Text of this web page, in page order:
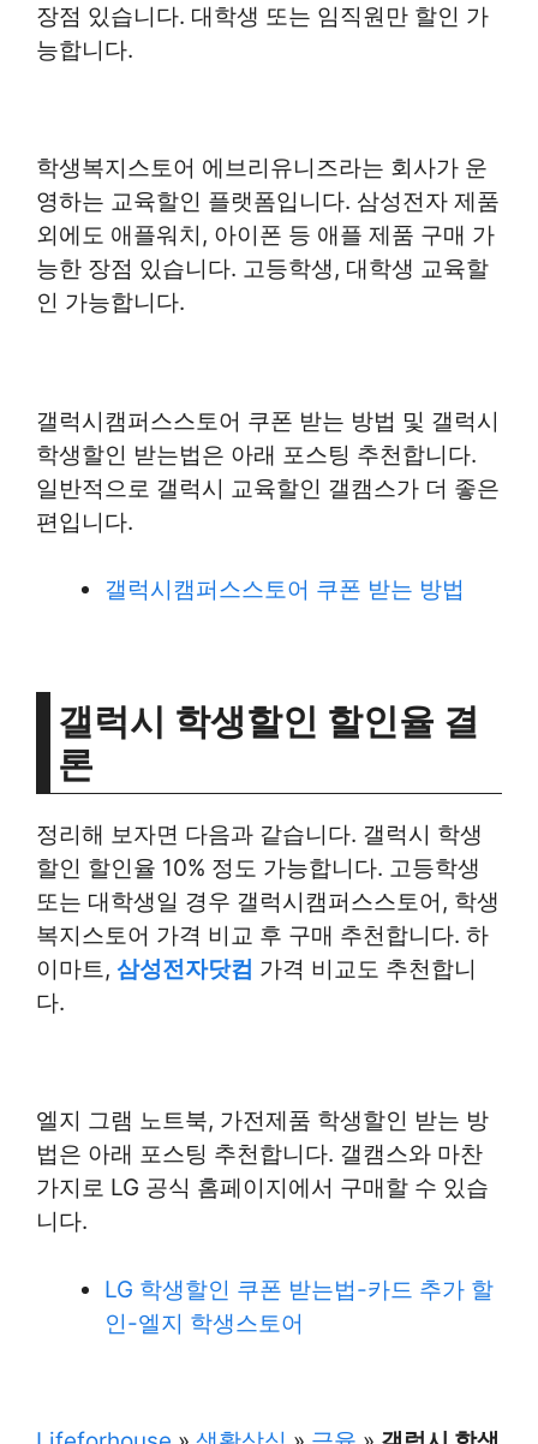
장점 있습니다. 대학생 또는 임직원만 할인 가
능합니다.
학생복지스토어 에브리유니즈라는 회사가 운
영하는 교육할인 플랫폼입니다. 삼성전자 제품
외에도 애플워치, 아이폰 등 애플 제품 구매 가
능한 장점 있습니다. 고등학생, 대학생 교육할
인 가능합니다.
갤럭시캠퍼스스토어 쿠폰 받는 방법 및 갤럭시
학생할인 받는법은 아래 포스팅 추천합니다.
일반적으로 갤럭시 교육할인 갤캠스가 더 좋은
편입니다.
갤럭시캠퍼스스토어 쿠폰 받는 방법
갤럭시 학생할인 할인율 결
론
정리해 보자면 다음과 같습니다. 갤럭시 학생
할인 할인율 10% 정도 가능합니다. 고등학생
또는 대학생일 경우 갤럭시캠퍼스스토어, 학생
복지스토어 가격 비교 후 구매 추천합니다. 하
이마트, 삼성전자닷컴 가격 비교도 추천합니
다.
엘지 그램 노트북, 가전제품 학생할인 받는 방
법은 아래 포스팅 추천합니다. 갤캠스와 마찬
가지로 LG 공식 홈페이지에서 구매할 수 있습
니다.
LG 학생할인 쿠폰 받는법-카드 추가 할
인-엘지 학생스토어